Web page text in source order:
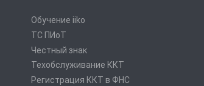
Обучение iiko
ТС ПИоТ
Честный знак
Техобслуживание ККТ
Регистрация ККТ в ФНС